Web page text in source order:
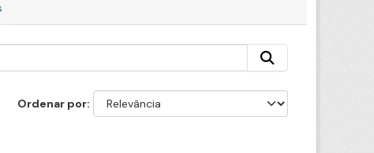
Ordenar por